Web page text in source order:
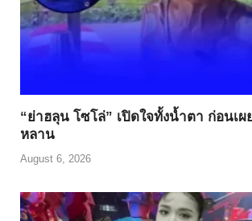
“ย่าฮลุน โซโล่” เปิดใจทั้งน้ำตา ก่อนเผ
หลาน
August 6, 2026